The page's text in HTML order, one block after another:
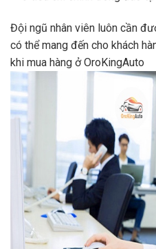
Đội ngũ nhân viên luôn cần
có thể mang đến cho khách
khi mua hàng ở OroKingAuto